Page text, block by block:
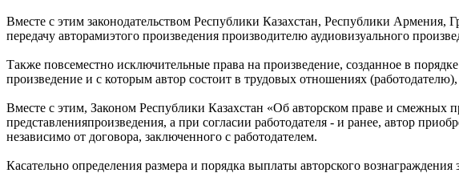
Вместе с этим законодательством Республики Казахстан, Республики Армения,
передачу авторамиэтого произведения производителю аудиовизуального
Также повсеместно исключительные права на произведение, созданное в
произведение и с которым автор состоит в трудовых отношениях
Вместе с этим, Законом Республики Казахстан «Об авторском праве и смежных
представленияпроизведения, а при согласии работодателя - и ранее, автор
независимо от договора, заключенного с работодателем.
Касательно определения размера и порядка выплаты авторского